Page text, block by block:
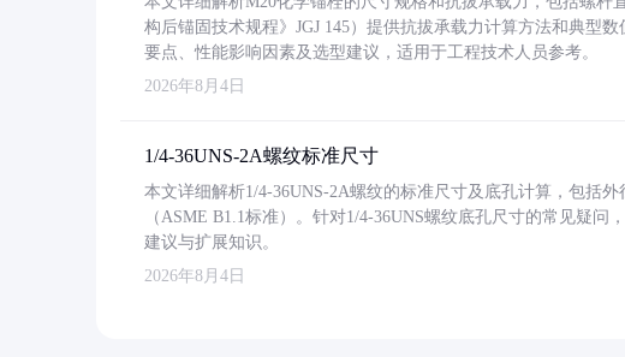
构后锚固技术规程》JGJ 145）提供抗拔承载力计算方法和典型
要点、性能影响因素及选型建议，适用于工程技术人员参考。
2026年8月4日
1/4-36UNS-2A螺纹标准尺寸
本文详细解析1/4-36UNS-2A螺纹的标准尺寸及底孔计算，包括
（ASME B1.1标准）。针对1/4-36UNS螺纹底孔尺寸的常见疑
建议与扩展知识。
2026年8月4日